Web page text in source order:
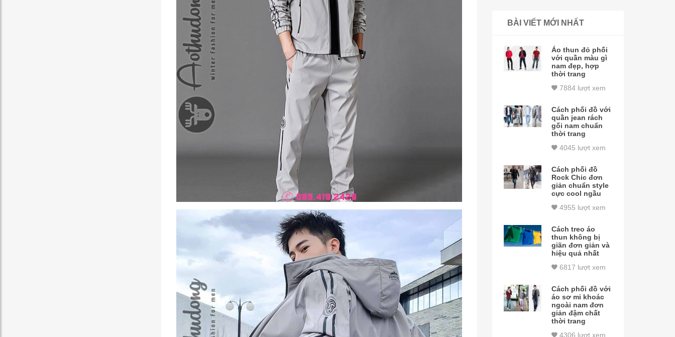
BÀI VIẾT MỚI NHẤT
Áo thun đỏ phối
với quần màu gì
nam đẹp, hợp
thời trang
7884 lượt xem
Cách phối đồ với
quần jean rách
gối nam chuẩn
thời trang
4045 lượt xem
Cách phối đồ
Rock Chic đơn
giản chuẩn style
cực cool ngầu
4955 lượt xem
Cách treo áo
thun không bị
giãn đơn giản và
hiệu quả nhất
6817 lượt xem
Cách phối đồ với
áo sơ mi khoác
ngoài nam đơn
giản đậm chất
thời trang
4306 lượt xem